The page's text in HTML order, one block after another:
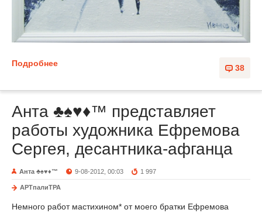
38
Подробнее
Анта ♣♠♥♦™ представляет
работы художника Ефремова
Сергея, десантника-афганца
Анта ♣♠♥♦™ 9-08-2012, 00:03 1 997
АРТпалиТРА
Немного работ мастихином* от моего братки Ефремова